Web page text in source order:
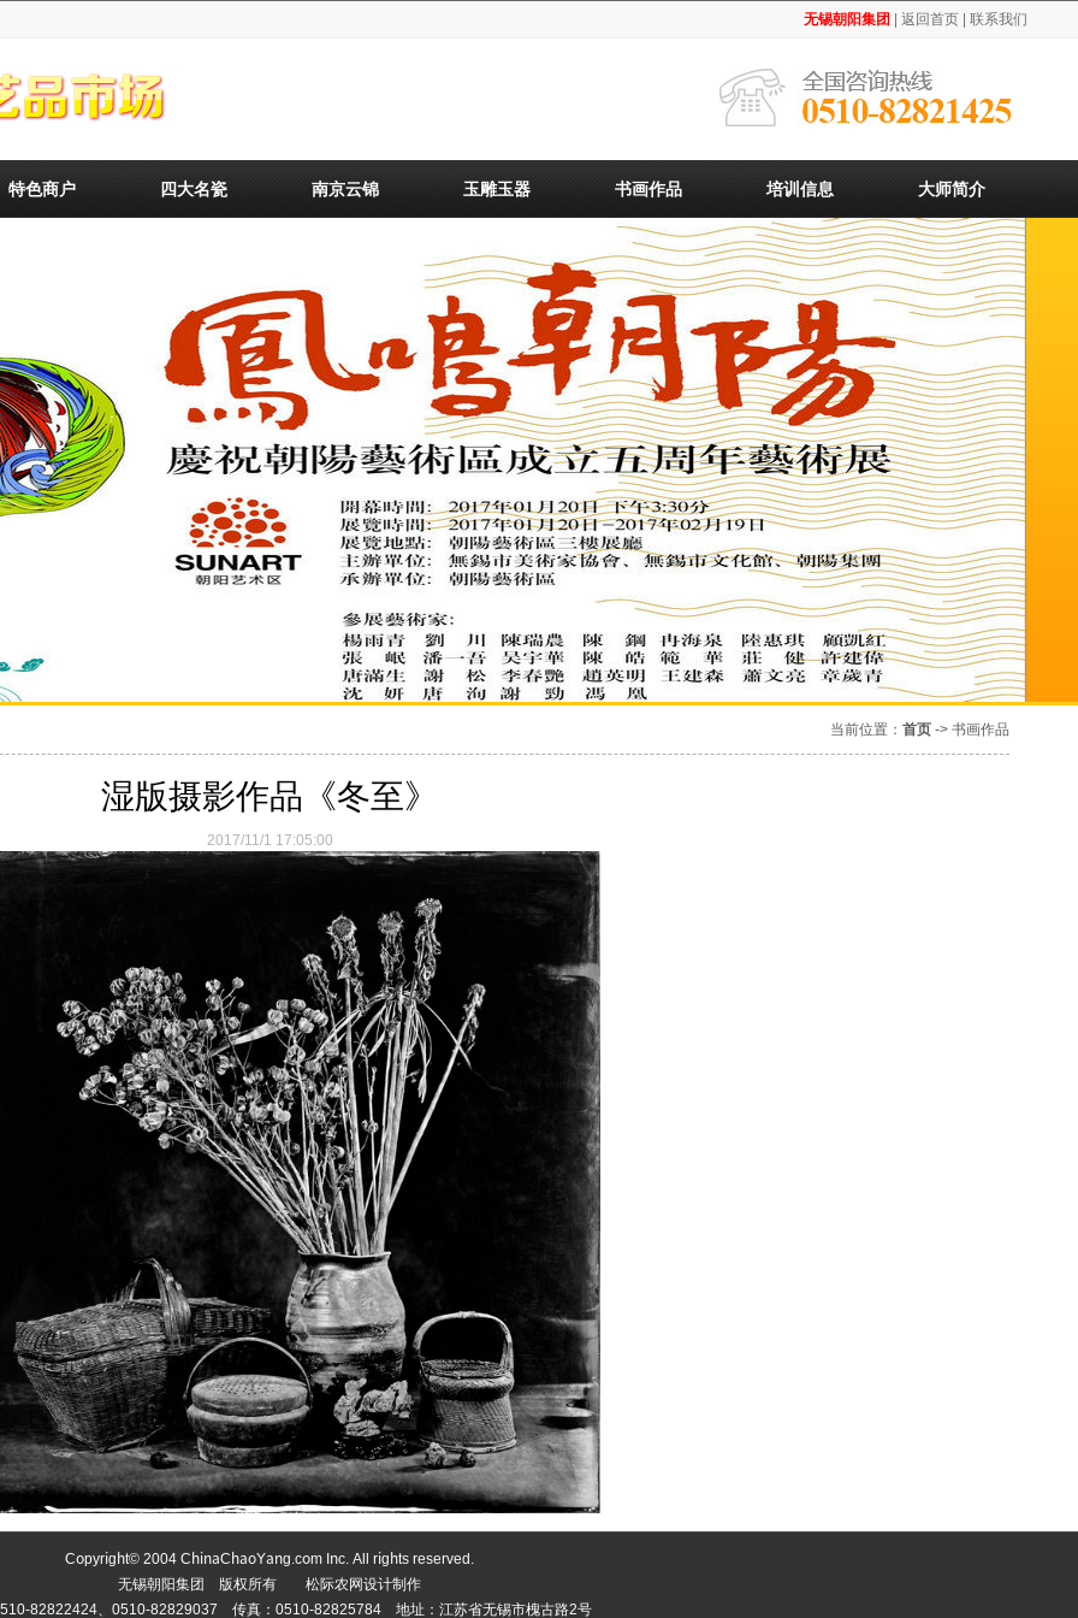
无锡朝阳集团 | 返回首页 | 联系我们
特色商户 四大名瓷 南京云锦 玉雕玉器 书画作品 培训信息 大师简介
当前位置： 首页-> 书画作品
湿版摄影作品《冬至》
2017/11/1 17:05:00
Copyright© 2004 ChinaChaoYang.com Inc. All rights reserved.
无锡朝阳集团 版权所有 松际农网设计制作
82822424、0510-82829037 传真：0510-82825784 地址：江苏省无锡市槐古路2号